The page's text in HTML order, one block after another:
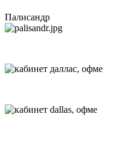
Палисандр